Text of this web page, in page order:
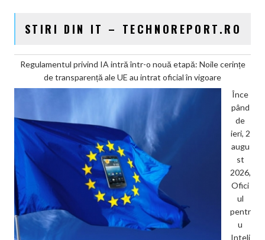
STIRI DIN IT – TECHNOREPORT.RO
Regulamentul privind IA intră într-o nouă etapă: Noile cerințe
de transparență ale UE au intrat oficial în vigoare
Înce
pând
de
ieri, 2
augu
st
2026,
Ofici
ul
pentr
u
Inteli